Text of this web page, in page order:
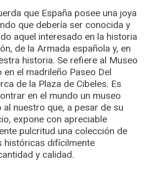
que España posee una joya
que debería ser conocida y
aquel interesado en la historia
de la Armada española y, en
historia. Se refiere al Museo
en el madrileño Paseo Del
de la Plaza de Cibeles. Es
en el mundo un museo
al nuestro que, a pesar de su
expone con apreciable
pulcritud una colección de
históricas difícilmente
y calidad.